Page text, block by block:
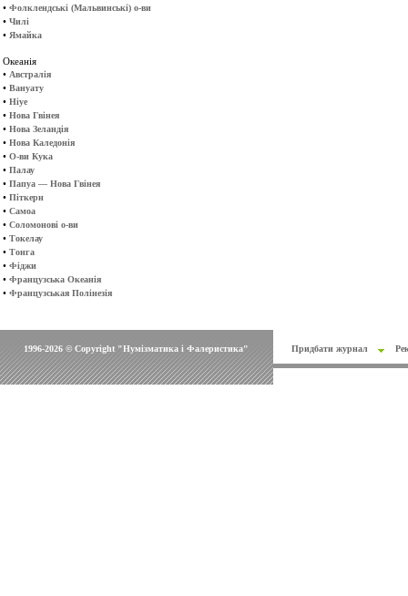
• Фолклендські (Мальвинські) о-ви
• Чилі
• Ямайка
Океанія
• Австралія
• Вануату
• Ніуе
• Нова Гвінея
• Нова Зеландія
• Нова Каледонія
• О-ви Кука
• Палау
• Папуа — Нова Гвінея
• Піткерн
• Самоа
• Соломонові о-ви
• Токелау
• Тонга
• Фіджи
• Французська Океанія
• Французськая Полінезія
1996-2026 © Copyright "Нумізматика і Фалеристика" Придбати журнал